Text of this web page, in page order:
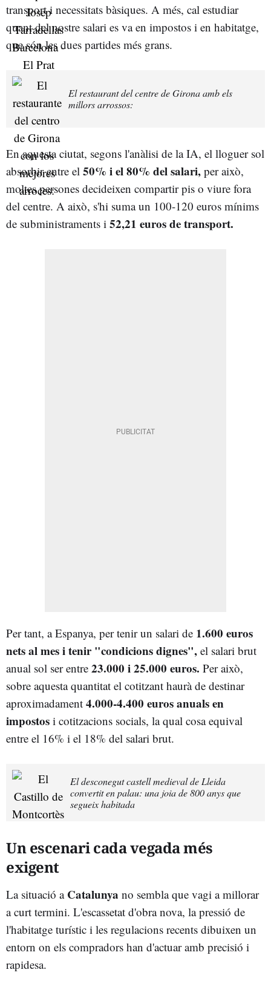
transport i necessitats bàsiques. A més, cal estudiar
quant del nostre salari es va en impostos i en habitatge,
que són les dues partides més grans.
El restaurant del centre de Girona amb els
millors arrossos:
En aquesta ciutat, segons l'anàlisi de la IA, el lloguer sol
absorbir entre el 50% i el 80% del salari, per això,
moltes persones decideixen compartir pis o viure fora
del centre. A això, s'hi suma un 100-120 euros mínims
de subministraments i 52,21 euros de transport.
Per tant, a Espanya, per tenir un salari de 1.600 euros
nets al mes i tenir "condicions dignes", el salari brut
anual sol ser entre 23.000 i 25.000 euros. Per això,
sobre aquesta quantitat el cotitzant haurà de destinar
aproximadament 4.000-4.400 euros anuals en
impostos i cotitzacions socials, la qual cosa equival
entre el 16% i el 18% del salari brut.
El desconegut castell medieval de Lleida
convertit en palau: una joia de 800 anys que
segueix habitada
Un escenari cada vegada més
exigent
La situació a Catalunya no sembla que vagi a millorar
a curt termini. L'escassetat d'obra nova, la pressió de
l'habitatge turístic i les regulacions recents dibuixen un
entorn on els compradors han d'actuar amb precisió i
rapidesa.